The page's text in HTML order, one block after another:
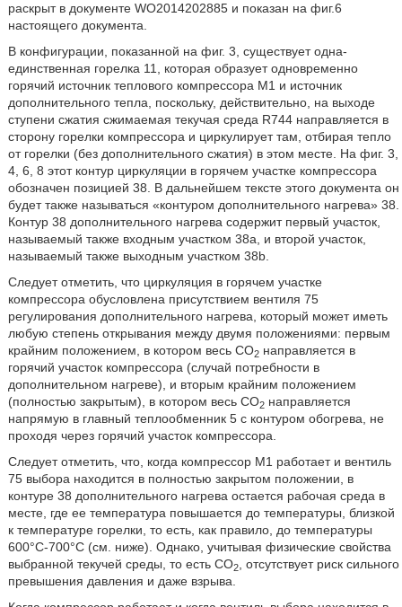
раскрыт в документе WO2014202885 и показан на фиг.6
настоящего документа.
В конфигурации, показанной на фиг. 3, существует одна-
единственная горелка 11, которая образует одновременно
горячий источник теплового компрессора М1 и источник
дополнительного тепла, поскольку, действительно, на выходе
ступени сжатия сжимаемая текучая среда R744 направляется в
сторону горелки компрессора и циркулирует там, отбирая тепло
от горелки (без дополнительного сжатия) в этом месте. На фиг. 3,
4, 6, 8 этот контур циркуляции в горячем участке компрессора
обозначен позицией 38. В дальнейшем тексте этого документа он
будет также называться «контуром дополнительного нагрева» 38.
Контур 38 дополнительного нагрева содержит первый участок,
называемый также входным участком 38а, и второй участок,
называемый также выходным участком 38b.
Следует отметить, что циркуляция в горячем участке
компрессора обусловлена присутствием вентиля 75
регулирования дополнительного нагрева, который может иметь
любую степень открывания между двумя положениями: первым
крайним положением, в котором весь СО2направляется в
горячий участок компрессора (случай потребности в
дополнительном нагреве), и вторым крайним положением
(полностью закрытым), в котором весь СО2направляется
напрямую в главный теплообменник 5 с контуром обогрева, не
проходя через горячий участок компрессора.
Следует отметить, что, когда компрессор М1 работает и вентиль
75 выбора находится в полностью закрытом положении, в
контуре 38 дополнительного нагрева остается рабочая среда в
месте, где ее температура повышается до температуры, близкой
к температуре горелки, то есть, как правило, до температуры
600°С-700°С (см. ниже). Однако, учитывая физические свойства
выбранной текучей среды, то есть СО2, отсутствует риск сильного
превышения давления и даже взрыва.